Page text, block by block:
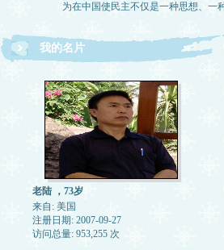
为在中国使民主不仅是一种思想、一
我的名片
老陆 ，73岁
来自: 美国
注册日期: 2007-09-27
访问总量: 953,255 次